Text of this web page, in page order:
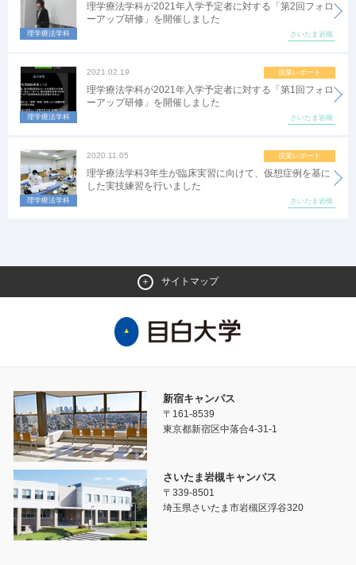
理学療法学科が2021年入学予定者に対する「第2回フォロ
ーアップ研修」を開催しました
さいたま岩槻
理学療法学科
2021.02.19 授業レポート
理学療法学科が2021年入学予定者に対する「第1回フォロ
ーアップ研修」を開催しました
さいたま岩槻
理学療法学科
2020.11.05 授業レポート
理学療法学科3年生が臨床実習に向けて、仮想症例を基に
した実技練習を行いました
さいたま岩槻
理学療法学科
サイトマップ
新宿キャンパス
〒161-8539
東京都新宿区中落合4-31-1
さいたま岩槻キャンパス
〒339-8501
埼玉県さいたま市岩槻区浮谷320